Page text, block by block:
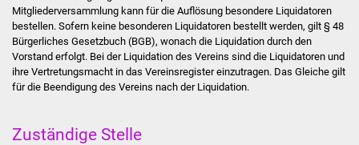
FNP / Bebauungspläne
Wahlen
Stadtinfo
Mitgliederversammlung kann für die Auflösung besondere Liquidatoren
bestellen. Sofern keine besonderen Liquidatoren bestellt werden, gilt § 48
Bürgerliches Gesetzbuch (BGB), wonach die Liquidation durch den
Vorstand erfolgt. Bei der Liquidation des Vereins sind die Liquidatoren und
ihre Vertretungsmacht in das Vereinsregister einzutragen. Das Gleiche gilt
für die Beendigung des Vereins nach der Liquidation.
Zuständige Stelle